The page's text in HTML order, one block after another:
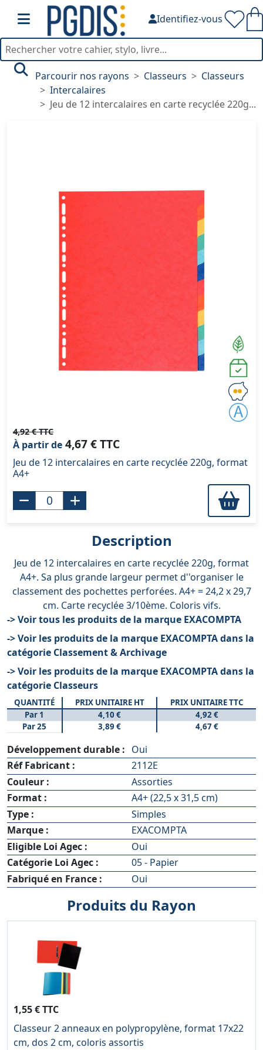
Identifiez-vous
Parcourir nos rayons Classeurs
Classeurs
Intercalaires
Jeu de 12 intercalaires en carte recyclée 220g...
4,92 € TTC
À partir de 4,67 € TTC
Jeu de 12 intercalaires en carte recyclée 220g, format
A4+
Description
Jeu de 12 intercalaires en carte recyclée 220g, format
A4+. Sa plus grande largeur permet d''organiser le
classement des pochettes perforées. A4+ = 24,2 x 29,7
cm. Carte recyclée 3/10ème. Coloris vifs.
-> Voir tous les produits de la marque EXACOMPTA
-> Voir les produits de la marque EXACOMPTA dans la
catégorie Classement & Archivage
-> Voir les produits de la marque EXACOMPTA dans la
catégorie Classeurs
QUANTITÉ PRIX UNITAIRE HT
PRIX UNITAIRE TTC
Par 1
4,10 €
4,92 €
Par 25
3,89 € 4,67 €
Développement durable : Oui
Réf Fabricant :
2112E
Couleur :
Assorties
Format :
A4+ (22,5 x 31,5 cm)
Type :
Simples
Marque :
EXACOMPTA
Eligible Loi Agec :
Oui
Catégorie Loi Agec :
05 - Papier
Fabriqué en France :
Oui
Produits du Rayon
1,55 € TTC
Classeur 2 anneaux en polypropylène, format 17x22
cm, dos 2 cm, coloris assortis